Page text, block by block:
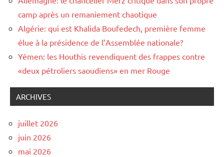
camp après un remaniement chaotique
Algérie: qui est Khalida Boufedech, première femme
élue à la présidence de l’Assemblée nationale?
Yémen: les Houthis revendiquent des frappes contre
«deux pétroliers saoudiens» en mer Rouge
ARCHIVES
juillet 2026
juin 2026
mai 2026